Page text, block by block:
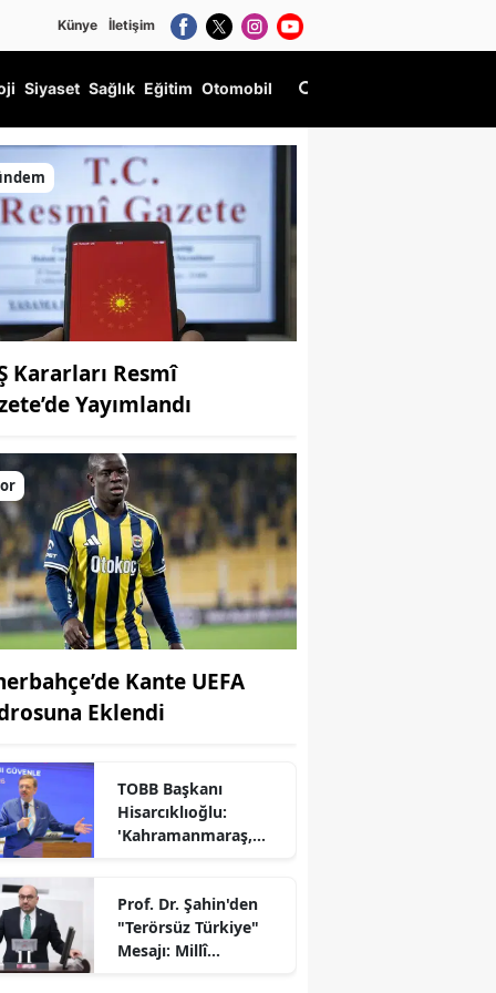
Künye İletişim
Siyaset Sağlık Eğitim Otomobil
Kararları Resmî
Yayımlandı
Kante UEFA
Eklendi
TOBB Başkanı
Hisarcıklıoğlu:
'Kahramanmaraş,
Şehirlerinden
Birisidir'
Prof. Dr. Şahin'den
"Terörsüz Türkiye"
Mesajı: Millî